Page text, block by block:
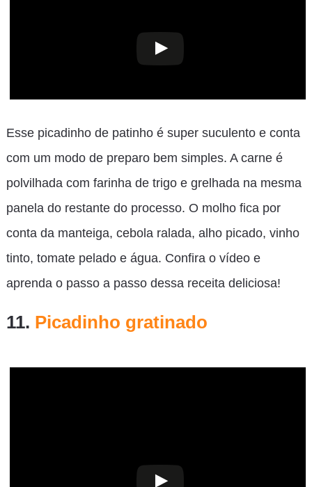
Esse picadinho de patinho é super suculento e conta
com um modo de preparo bem simples. A carne é
polvilhada com farinha de trigo e grelhada na mesma
panela do restante do processo. O molho fica por
conta da manteiga, cebola ralada, alho picado, vinho
tinto, tomate pelado e água. Confira o vídeo e
aprenda o passo a passo dessa receita deliciosa!
11. Picadinho gratinado